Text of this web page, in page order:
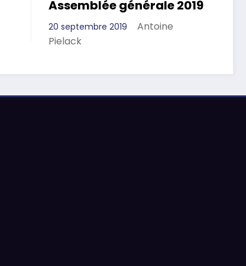
Assemblée générale 2019
20 septembre 2019
Antoine
Pielack